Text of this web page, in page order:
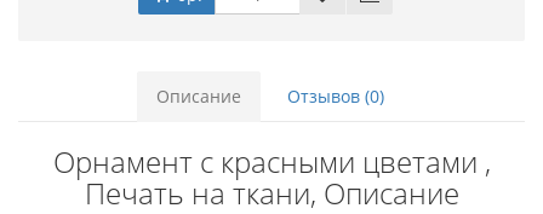
Описание Отзывов (0)
Орнамент с красными цветами ,
Печать на ткани, Описание